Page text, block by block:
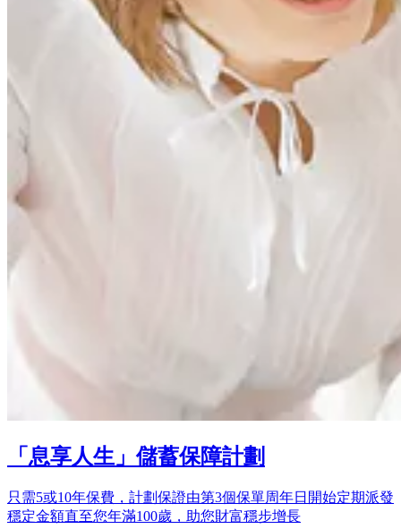
「息享人生」儲蓄保障計劃
只需5或10年保費，計劃保證由第3個保單周年日開始定期派發
穩定金額直至您年滿100歲，助您財富穩步增長